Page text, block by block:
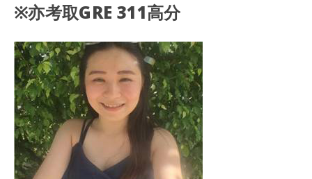
※亦考取GRE 311高分